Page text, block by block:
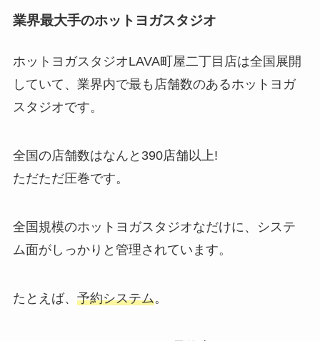
業界最大手のホットヨガスタジオ
ホットヨガスタジオLAVA町屋二丁目店は全国展開
していて、業界内で最も店舗数のあるホットヨガ
スタジオです。
全国の店舗数はなんと 390店舗以上!
ただただ圧巻です。
全国規模のホットヨガスタジオなだけに、システ
ム面がしっかりと管理されています。
たとえば、 予約システム。